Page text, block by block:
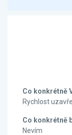
Co konkrétně
Rychlost
Co konkrétně
Nevím